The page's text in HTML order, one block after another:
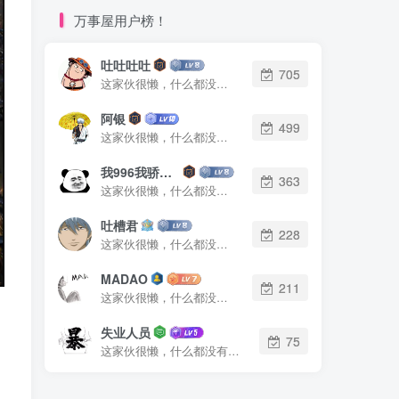
万事屋用户榜！
吐吐吐吐
这家伙很懒，什么都没有写...
705
阿银
这家伙很懒，什么都没有写...
499
我996我骄傲了么
这家伙很懒，什么都没有写...
363
吐槽君
这家伙很懒，什么都没有写...
228
MADAO
这家伙很懒，什么都没有写...
211
失业人员
这家伙很懒，什么都没有写...
75